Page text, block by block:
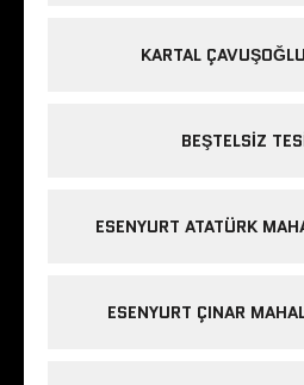
KARTAL
BEŞTELSIZ
ESENYURT ATATÜRK
ESENYURT ÇINAR